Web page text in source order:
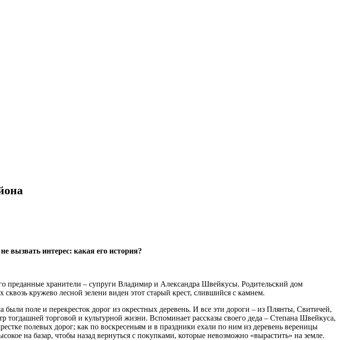
вызвать интерес: какая его история?
преданные хранители – супруги Владимир и Александра Швейкусы. Родительский дом
кружево лесной зелени виден этот старый крест, слившийся с камнем.
поле и перекресток дорог из окрестных деревень. И все эти дороги – из Плянты, Свитичей,
торговой и культурной жизни. Вспоминает рассказы своего деда – Степана Швейкуса,
полевых дорог; как по воск­ресеньям и в праздники ехали по ним из деревень вереницы
на базар, чтобы назад вернуться с покупками, которые невозможно «вырастить» на земле.